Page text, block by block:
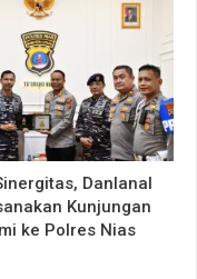
Danlanal
Kunjungan
ke Polres Nias